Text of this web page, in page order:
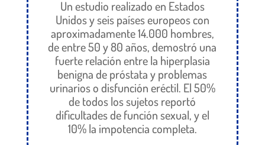
Un estudio realizado en Estados
Unidos y seis países europeos con
aproximadamente 14.000 hombres,
de entre 50 y 80 años, demostró una
fuerte relación entre la hiperplasia
benigna de próstata y problemas
urinarios o disfunción eréctil. El 50%
de todos los sujetos reportó
dificultades de función sexual, y el
10% la impotencia completa.